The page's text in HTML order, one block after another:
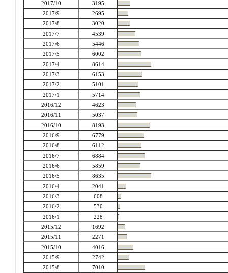
2017/10
3195
2017/9
2695
2017/8
3020
2017/7
4539
2017/6
5446
2017/5
6002
2017/4
8614
2017/3
6153
2017/2
5101
2017/1
5714
2016/12
4623
2016/11
5037
2016/10
8193
2016/9
6779
2016/8
6112
2016/7
6884
2016/6
5859
2016/5
8635
2016/4
2041
2016/3
608
2016/2
530
2016/1
228
2015/12
1692
2015/11
2271
2015/10
4016
2015/9
2742
2015/8
7010